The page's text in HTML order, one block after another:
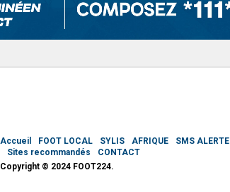
Accueil FOOT LOCAL SYLIS AFRIQUE
SMS ALERTE
Sites recommandés
CONTACT
Copyright © 2024 FOOT224.